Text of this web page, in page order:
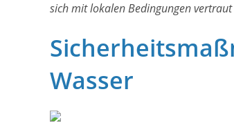
sich mit lokalen Bedingungen
Wasser